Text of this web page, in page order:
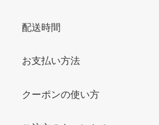
配送時間
お支払い方法
クーポンの使い方